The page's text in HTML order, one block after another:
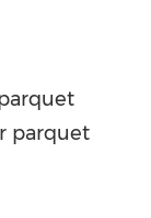
parquet